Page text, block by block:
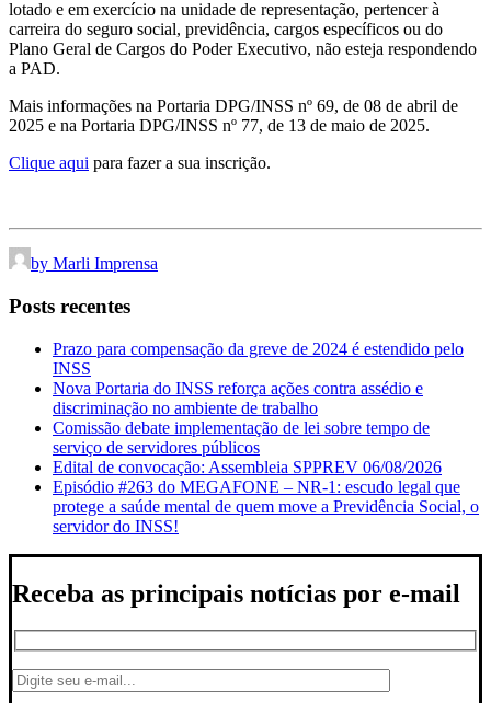
lotado e em exercício na unidade de representação, pertencer à
carreira do seguro social, previdência, cargos específicos ou do
Plano Geral de Cargos do Poder Executivo, não esteja respondendo
a PAD.
Mais informações na Portaria DPG/INSS nº 69, de 08 de abril de
2025 e na Portaria DPG/INSS nº 77, de 13 de maio de 2025.
Clique aqui para fazer a sua inscrição.
by Marli Imprensa
Posts recentes
Prazo para compensação da greve de 2024 é estendido pelo
INSS
Nova Portaria do INSS reforça ações contra assédio e
discriminação no ambiente de trabalho
Comissão debate implementação de lei sobre tempo de
serviço de servidores públicos
Edital de convocação: Assembleia SPPREV 06/08/2026
Episódio #263 do MEGAFONE – NR-1: escudo legal que
protege a saúde mental de quem move a Previdência Social, o
servidor do INSS!
Receba as principais notícias por e-mail